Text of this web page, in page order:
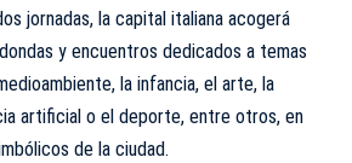
jornadas, la capital italiana acogerá
y encuentros dedicados a temas
la infancia, el arte, la
artificial o el deporte, entre otros, en
de la ciudad.